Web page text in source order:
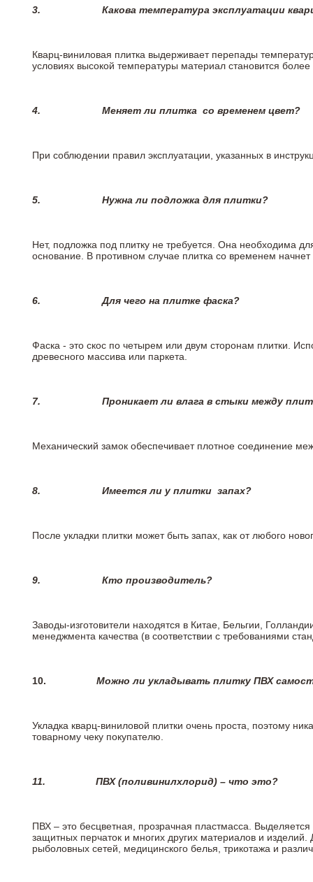
3. Какова температура эксплуатации
Кварц-виниловая плитка выдерживает перепады
условиях высокой температуры материал становится
4. Меняет ли плитка со временем цвет?
При соблюдении правил эксплуатации, указанных в
5. Нужна ли подложка для плитки?
Нет, подложка под плитку не требуется. Она необходима
основание. В противном случае плитка со временем
6.Для чего на плитке фаска?
Фаска - это скос по четырем или двум сторонам плитки.
древесного массива или паркета.
7. Проникает ли влага в стыки между
Механический замок обеспечивает плотное соединение
8. Имеется ли у плитки запах?
После укладки плитки может быть запах, как от любого
9. Кто производитель?
Заводы-изготовители находятся в Китае, Бельгии,
менеджмента качества (в соответствии с требованиями
10. Можно ли укладывать плитку ПВХ
Укладка кварц-виниловой плитки очень проста, поэтому
товарному чеку покупателю.
11. ПВХ (поливинилхлорид) – что это?
ПВХ – это бесцветная, прозрачная пластмасса.
защитных перчаток и многих других материалов и
рыболовных сетей, медицинского белья, трикотажа и